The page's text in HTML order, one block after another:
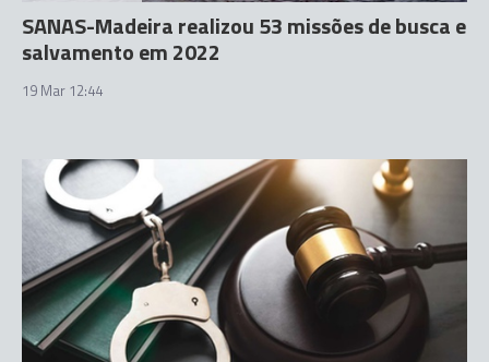
SANAS-Madeira realizou 53 missões de busca e
salvamento em 2022
19 Mar 12:44